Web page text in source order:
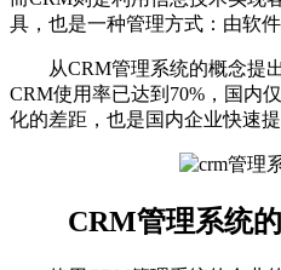
具，也是一种管理方式：由软
从CRM管理系统的概念提出
CRM使用率已达到70%，国内
化的差距，也是国内企业快速
CRM管理系统的